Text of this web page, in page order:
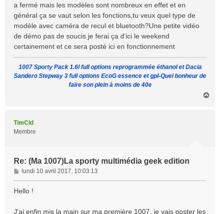
a fermé mais les modèles sont nombreux en effet et en
général ça se vaut selon les fonctions,tu veux quel type de
modèle avec caméra de recul et bluetooth?Une petite vidéo
de démo pas de soucis je ferai ça d'ici le weekend
certainement et ce sera posté ici en fonctionnement
1007 Sporty Pack 1.6l full options reprogrammée éthanol et Dacia
Sandero Stepway 3 full options EcoG essence et gpl-Quel bonheur de
faire son plein à moins de 40e
TimCld
Membre
Re: (Ma 1007)La sporty multimédia geek edition
M
e
s
lundi 10 avril 2017, 10:03:13
Hello !
J'ai enfin mis la main sur ma première 1007, je vais poster les